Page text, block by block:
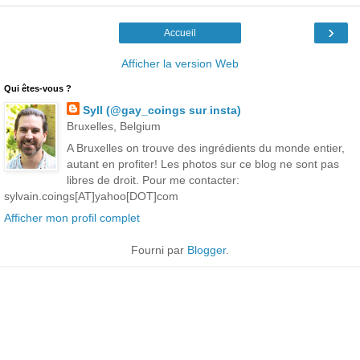
›
Accueil
Afficher la version Web
Qui êtes-vous ?
Syll (@gay_coings sur insta)
Bruxelles, Belgium
A Bruxelles on trouve des ingrédients du monde entier,
autant en profiter! Les photos sur ce blog ne sont pas
libres de droit. Pour me contacter:
sylvain.coings[AT]yahoo[DOT]com
Afficher mon profil complet
Fourni par Blogger.